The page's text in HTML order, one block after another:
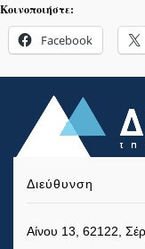
Κοινοποιήστε:
Facebook
Διεύθυνση
Αίνου 13, 62122,